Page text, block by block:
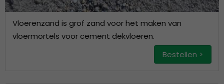
Vloerenzand is grof zand voor het maken van
vloermortels voor cement dekvloeren.
Bestellen >